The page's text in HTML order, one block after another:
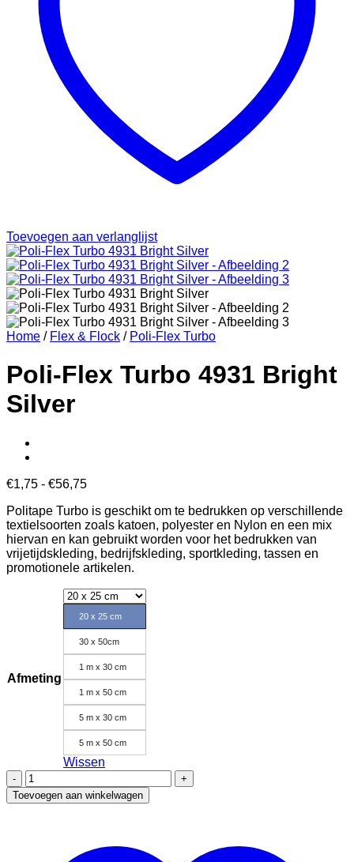
Toevoegen aan verlanglijst
Home / Flex & Flock / Poli-Flex Turbo
Poli-Flex Turbo 4931 Bright
Silver
€1,75 - €56,75Prijsklasse:
tot
€56,75
Politape Turbo is geschikt om te bedrukken op verschillende
textielsoorten zoals katoen, polyester en Nylon en een mix
hiervan en kan gebruikt worden voor het bedrukken van
vrijetijdskleding, bedrijfskleding, sportkleding, tassen en
promotionele artikelen.
Afmeting
20 x 25 cm
30 x 50cm
1 m x 30 cm
1 m x 50 cm
5 m x 30 cm
5 m x 50 cm
Wissen
Poli-
Flex
Turbo
Toevoegen aan winkelwagen